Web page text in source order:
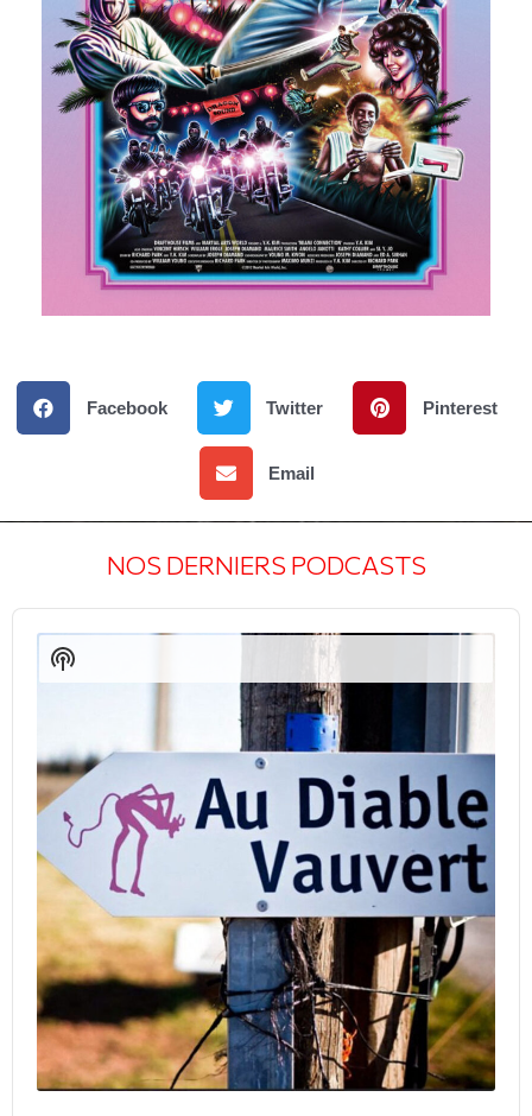
Facebook Twitter Pinterest
Email
NOS DERNIERS PODCASTS
Audio
Player
Show